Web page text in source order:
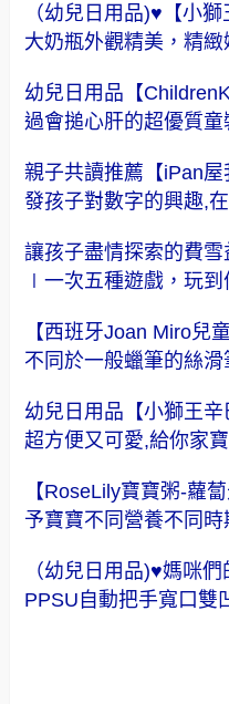
（幼兒日用品)♥【小
大奶瓶外觀精美，精緻
幼兒日用品【
過會搥心肝的超優質童
親子共讀推薦【iPan
發孩子對數字的興趣,
讓孩子盡情探索的費
∣一次五種遊戲，玩到
【西班牙Joan Miro兒
不同於一般蠟筆的絲滑
幼兒日用品【小獅王辛
超方便又可愛,給你家
【RoseLily寶寶粥-蘿
予寶寶不同營養不同時
（幼兒日用品)♥媽咪
PPSU自動把手寬口雙